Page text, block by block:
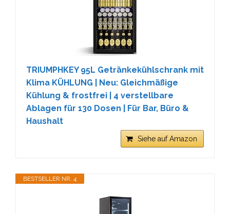
TRIUMPHKEY 95L Getränkekühlschrank mit
Klima KÜHLUNG | Neu: Gleichmäßige
Kühlung & frostfrei | 4 verstellbare
Ablagen für 130 Dosen | Für Bar, Büro &
Haushalt
Siehe auf Amazon
BESTSELLER NR. 4